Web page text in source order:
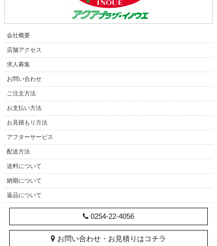
会社概要
店舗アクセス
求人募集
お問い合わせ
ご注文方法
お支払い方法
お見積もり方法
アフターサービス
配送方法
送料について
納期について
返品について
0254-22-4056
お問い合わせ・お見積りはコチラ